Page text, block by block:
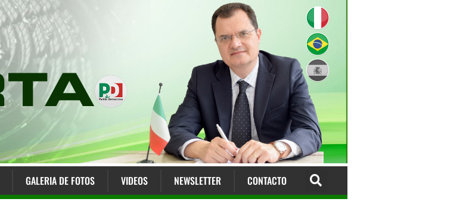
GALERIA DE FOTOS VIDEOS NEWSLETTER CONTACTO